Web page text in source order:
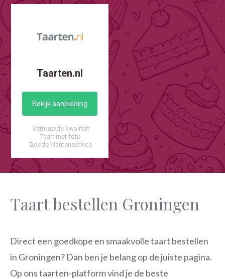
Taarten.nl
Bekijk aanbieding
Vetrouwde kwaliteit
Taart met foto
Goede klantenservice
Taart bestellen Groningen
Direct een goedkope en smaakvolle taart bestellen
in Groningen? Dan ben je belang op de juiste pagina.
Op ons taarten-platform vind je de beste